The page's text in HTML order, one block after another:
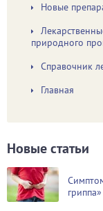
Новые
природного
Справочник
Главная
Новые статьи
гриппа»